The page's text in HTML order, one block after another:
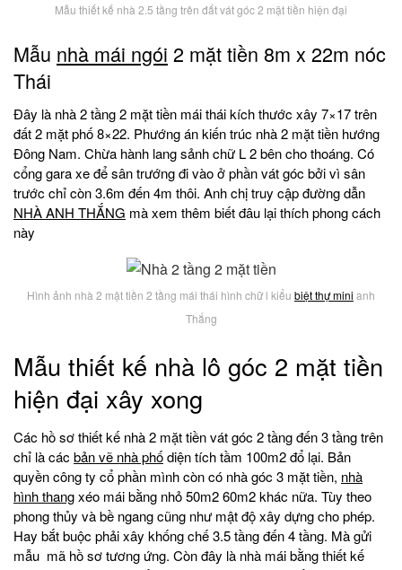
Mẫu thiết kế nhà 2.5 tầng trên đất vát góc 2 mặt tiền hiện đại
Mẫu nhà mái ngói 2 mặt tiền 8m x 22m nóc
Thái
Đây là nhà 2 tầng 2 mặt tiền mái thái kích thước xây 7×17 trên
đất 2 mặt phố 8×22. Phướng án kiến trúc nhà 2 mặt tiền hướng
Đông Nam. Chừa hành lang sảnh chữ L 2 bên cho thoáng. Có
cổng gara xe để sân trướng đi vào ở phần vát góc bởi vì sân
trước chỉ còn 3.6m đến 4m thôi. Anh chị truy cập đường dẫn
NHÀ ANH THẮNG mà xem thêm biết đâu lại thích phong cách
này
Hình ảnh nhà 2 mặt tiền 2 tầng mái thái hình chữ l kiểu biệt thự mini anh
Thắng
Mẫu thiết kế nhà lô góc 2 mặt tiền
hiện đại xây xong
Các hồ sơ thiết kế nhà 2 mặt tiền vát góc 2 tầng đến 3 tầng trên
chỉ là các bản vẽ nhà phốdiện tích tầm 100m2 đổ lại. Bản
quyền công ty cổ phần mình còn có nhà góc 3 mặt tiền, nhà
hình thangxéo mái bằng nhỏ 50m2 60m2 khác nữa. Tùy theo
phong thủy và bề ngang cũng như mật độ xây dựng cho phép.
Hay bắt buộc phải xây khống chế 3.5 tầng đến 4 tầng. Mà gửi
mẫu mã hồ sơ tương ứng. Còn đây là nhà mái bằng thiết kế